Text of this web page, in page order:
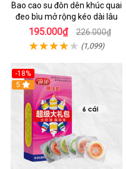
Bao cao su đôn dên khúc quai
đeo bìu mở rộng kéo dài lâu
195.000₫ 226.000₫
(1,099)
-18%
Hot
5